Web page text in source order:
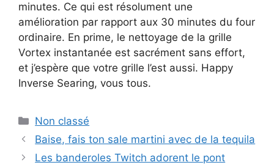
minutes. Ce qui est résolument une
amélioration par rapport aux 30 minutes du four
ordinaire. En prime, le nettoyage de la grille
Vortex instantanée est sacrément sans effort,
et j’espère que votre grille l’est aussi. Happy
Inverse Searing, vous tous.
Catégories
Non classé
Baise, fais ton sale martini avec de la tequila
Les banderoles Twitch adorent le pont